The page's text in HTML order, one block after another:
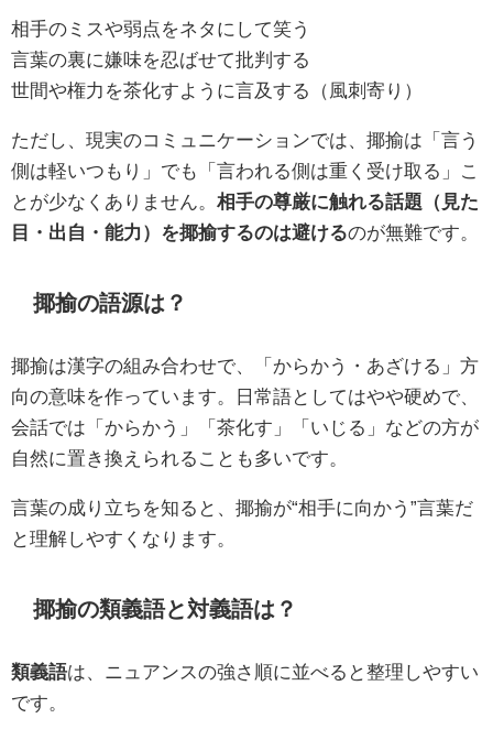
相手のミスや弱点をネタにして笑う
言葉の裏に嫌味を忍ばせて批判する
世間や権力を茶化すように言及する（風刺寄り）
ただし、現実のコミュニケーションでは、揶揄は「言う
側は軽いつもり」でも「言われる側は重く受け取る」こ
とが少なくありません。 相手の尊厳に触れる話題（見た
目・出自・能力）を揶揄するのは避けるのが無難です。
揶揄の語源は？
揶揄は漢字の組み合わせで、「からかう・あざける」方
向の意味を作っています。日常語としてはやや硬めで、
会話では「からかう」「茶化す」「いじる」などの方が
自然に置き換えられることも多いです。
言葉の成り立ちを知ると、揶揄が“相手に向かう”言葉だ
と理解しやすくなります。
揶揄の類義語と対義語は？
類義語は、ニュアンスの強さ順に並べると整理しやすい
です。